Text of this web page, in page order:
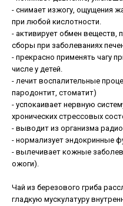
- снимает изжогу, ощущения
при любой кислотности.
- активирует обмен веществ,
сборы при заболеваниях
- прекрасно применять чагу
числе у детей.
- лечит воспалительные
пародонтит, стоматит)
- успокаивает нервную
хронических стрессовых
- выводит из организма
- нормализует эндокринные
- вылечивает кожные
ожоги).
Чай из березового гриба
гладкую мускулатуру